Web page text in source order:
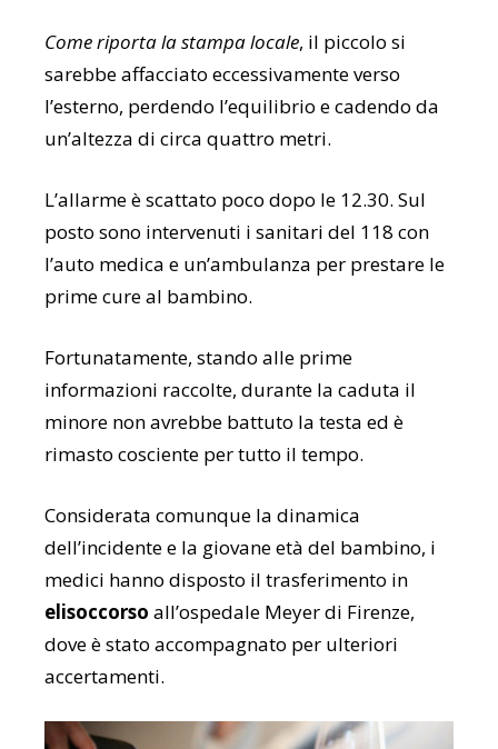
Come riporta la stampa locale, il piccolo si
sarebbe affacciato eccessivamente verso
l’esterno, perdendo l’equilibrio e cadendo da
un’altezza di circa quattro metri.
L’allarme è scattato poco dopo le 12.30. Sul
posto sono intervenuti i sanitari del 118 con
l’auto medica e un’ambulanza per prestare le
prime cure al bambino.
Fortunatamente, stando alle prime
informazioni raccolte, durante la caduta il
minore non avrebbe battuto la testa ed è
rimasto cosciente per tutto il tempo.
Considerata comunque la dinamica
dell’incidente e la giovane età del bambino, i
medici hanno disposto il trasferimento in
elisoccorso all’ospedale Meyer di Firenze,
dove è stato accompagnato per ulteriori
accertamenti.